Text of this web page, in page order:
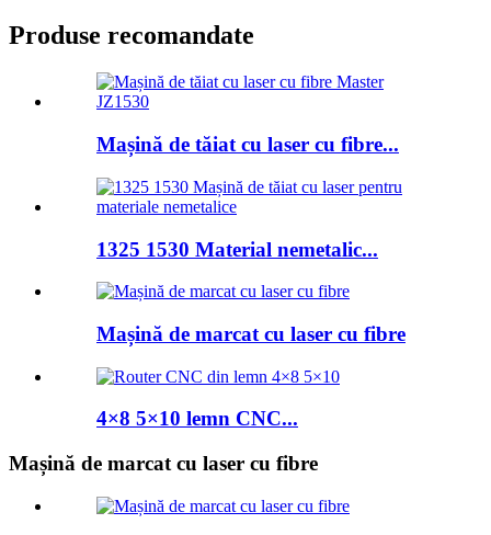
Produse recomandate
Mașină de tăiat cu laser cu fibre...
1325 1530 Material nemetalic...
Mașină de marcat cu laser cu fibre
4×8 5×10 lemn CNC...
Mașină de marcat cu laser cu fibre